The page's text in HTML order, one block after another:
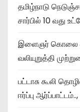
தமிழ்நாடு
சார்பில் 10 வது
இளைஞர் கொலை
வலியுறுத்தி
பட்டாசு கூலி
ஈர்ப்பு ஆர்ப்பாட்டம்..,